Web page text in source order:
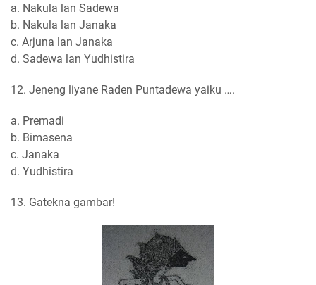
a. Nakula lan Sadewa
b. Nakula lan Janaka
c. Arjuna lan Janaka
d. Sadewa lan Yudhistira
12. Jeneng liyane Raden Puntadewa yaiku ….
a. Premadi
b. Bimasena
c. Janaka
d. Yudhistira
13. Gatekna gambar!